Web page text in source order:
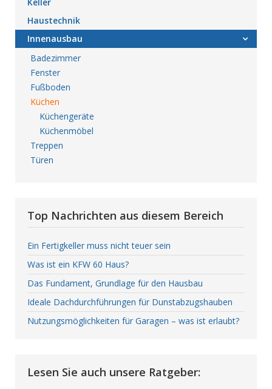
Haustechnik
Innenausbau
Badezimmer
Fenster
Fußboden
Küchen
Küchengeräte
Küchenmöbel
Treppen
Türen
Top Nachrichten aus diesem Bereich
Ein Fertigkeller muss nicht teuer sein
Was ist ein KFW 60 Haus?
Das Fundament, Grundlage für den Hausbau
Ideale Dachdurchführungen für Dunstabzugshauben
Nutzungsmöglichkeiten für Garagen – was ist erlaubt?
Lesen Sie auch unsere Ratgeber: